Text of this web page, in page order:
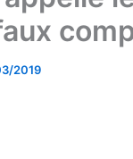
2019